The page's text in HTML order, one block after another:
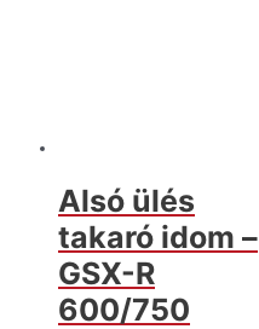
Alsó ülés
takaró idom –
GSX-R
600/750